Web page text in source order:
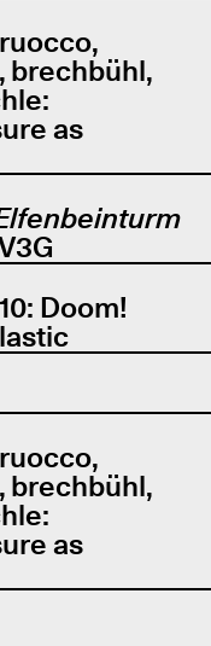
brechbühl,
as
Doom!
brechbühl,
as